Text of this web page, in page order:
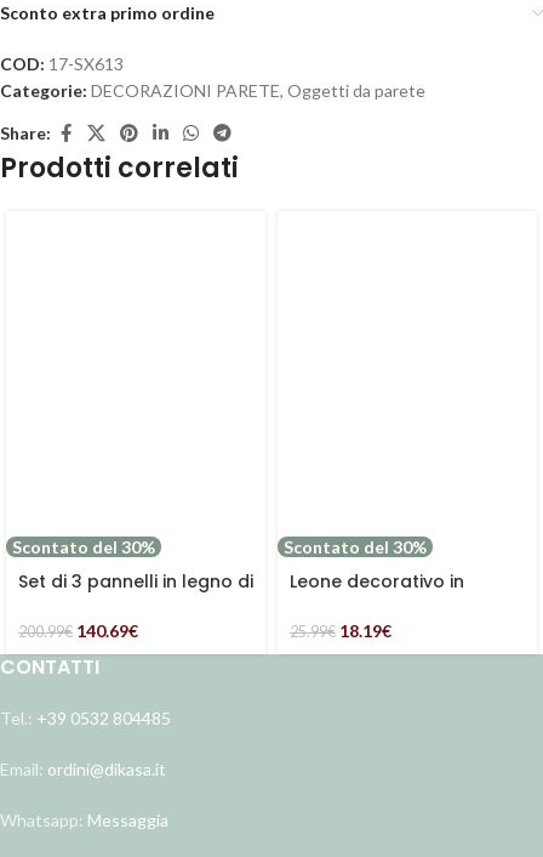
Sconto extra primo ordine
COD: 17-SX613
Categorie: DECORAZIONI PARETE, Oggetti da parete
Share:
Prodotti correlati
Scontato del 30%
Set di 3 pannelli in legno di
200.99€ 140.69€
Scontato del 30%
Leone decorativo in
25.99€ 18.19€
CONTATTI
Tel.: +39 0532 804485
Email: ordini@dikasa.it
Whatsapp: Messaggia